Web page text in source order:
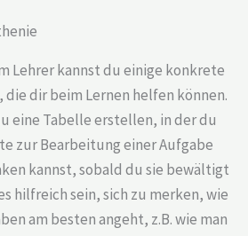
Lehrer kannst du einige konkrete
dir beim Lernen helfen können.
eine Tabelle erstellen, in der du
zur Bearbeitung einer Aufgabe
kannst, sobald du sie bewältigt
hilfreich sein, sich zu merken, wie
am besten angeht, z.B. wie man